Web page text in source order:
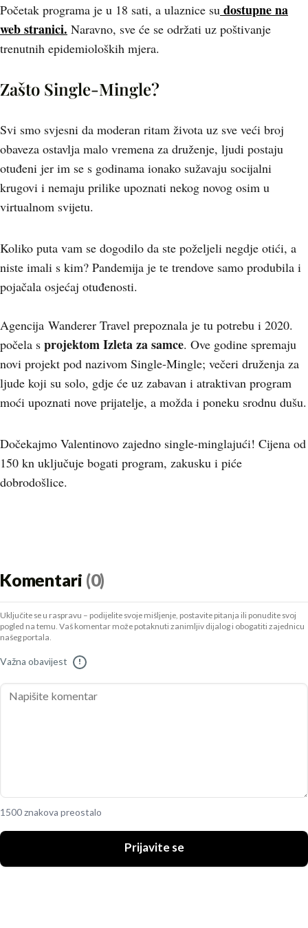
Početak programa je u 18 sati, a ulaznice su dostupne na
web stranici. Naravno, sve će se održati uz poštivanje
trenutnih epidemioloških mjera.
Zašto Single-Mingle?
Svi smo svjesni da moderan ritam života uz sve veći broj
obaveza ostavlja malo vremena za druženje, ljudi postaju
otuđeni jer im se s godinama ionako sužavaju socijalni
krugovi i nemaju prilike upoznati nekog novog osim u
virtualnom svijetu.
Koliko puta vam se dogodilo da ste poželjeli negdje otići, a
niste imali s kim? Pandemija je te trendove samo produbila i
pojačala osjećaj otuđenosti.
Agencija Wanderer Travel prepoznala je tu potrebu i 2020.
počela s projektom Izleta za samce. Ove godine spremaju
novi projekt pod nazivom Single-Mingle; večeri druženja za
ljude koji su solo, gdje će uz zabavan i atraktivan program
moći upoznati nove prijatelje, a možda i poneku srodnu dušu.
Dočekajmo Valentinovo zajedno single-minglajući! Cijena od
150 kn uključuje bogati program, zakusku i piće
dobrodošlice.
Komentari (0)
Uključite se u raspravu – podijelite svoje mišljenje, postavite pitanja ili ponudite svoj
pogled na temu. Vaš komentar može potaknuti zanimljiv dijalog i obogatiti zajednicu
našeg portala.
Važna obavijest !
1500 znakova preostalo
Prijavite se